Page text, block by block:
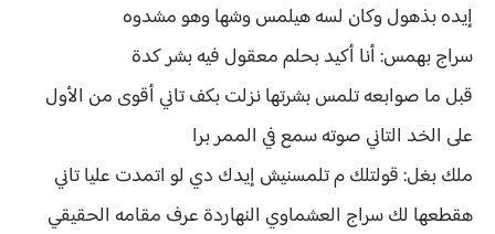
إيده بذهول وكان لسه هيلمس وشها وهو مشدوه
سراج بهمس: أنا أكيد بحلم معقول فيه بشر كدة
قبل ما صوابعه تلمس بشرتها نزلت بكف تاني أقوى من الأول
على الخد التاني صوته سمع في الممر برا
ملك بغل: قولتلك م تلمسنيش إيدك دي لو اتمدت عليا تاني
هقطعها لك سراج العشماوي النهاردة عرف مقامه الحقيقي